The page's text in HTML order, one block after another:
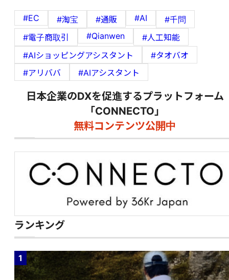
#EC #淘宝 #通販 #AI
#千問
#電子商取引
#Qianwen
#人工知能
#AIショッピングアシスタント
#タオバオ
#アリババ
#AIアシスタント
日本企業のDXを促進するプラットフォーム
「CONNECTO」
無料コンテンツ公開中
ランキング
1